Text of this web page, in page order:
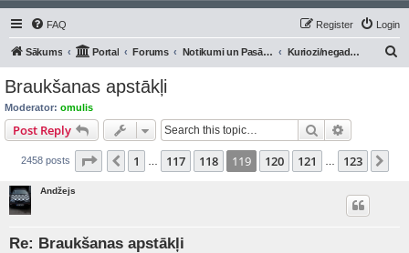
FAQ Login
Register
Sākums Portal Forums Notikumi un Pasākumi Kuriozi/negadījumi uz ceļa.
Braukšanas apstākļi
Moderator: omulis
Post Reply Search
2458 posts Page 119 123
Previous
1 117 118 119 120 121 123
Andžejs
Re: Braukšanas apstākļi